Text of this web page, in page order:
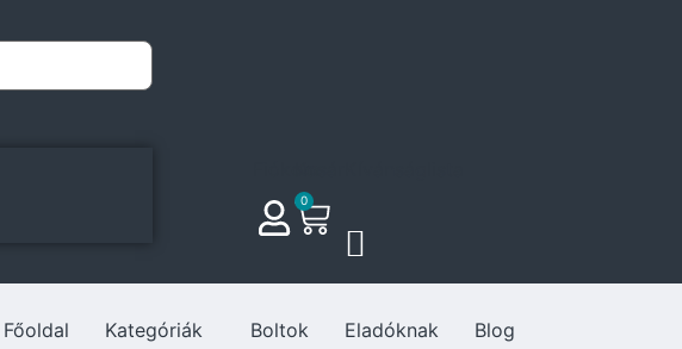
0
Főoldal Kategóriák Boltok Eladóknak Blog